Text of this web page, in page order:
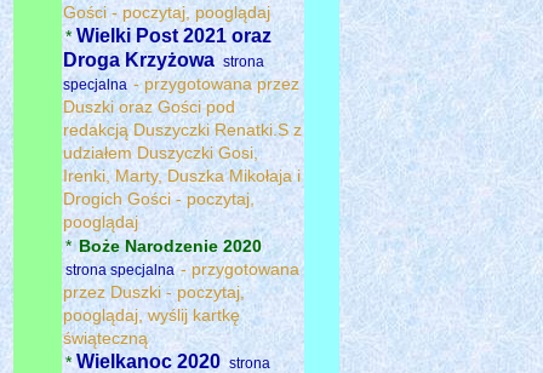
Gości - poczytaj, pooglądaj
* Wielki Post 2021 oraz
Droga Krzyżowa strona
specjalna - przygotowana przez
Duszki oraz Gości pod
redakcją Duszyczki Renatki.S z
udziałem Duszyczki Gosi,
Irenki, Marty, Duszka Mikołaja i
Drogich Gości - poczytaj,
pooglądaj
* Boże Narodzenie 2020
strona specjalna- przygotowana
przez Duszki - poczytaj,
pooglądaj, wyślij kartkę
świąteczną
* Wielkanoc 2020 strona